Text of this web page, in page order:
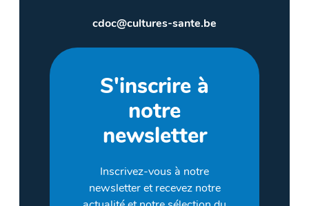
cdoc@cultures-sante.be
S'inscrire à
notre
newsletter
Inscrivez-vous à notre
newsletter et recevez notre